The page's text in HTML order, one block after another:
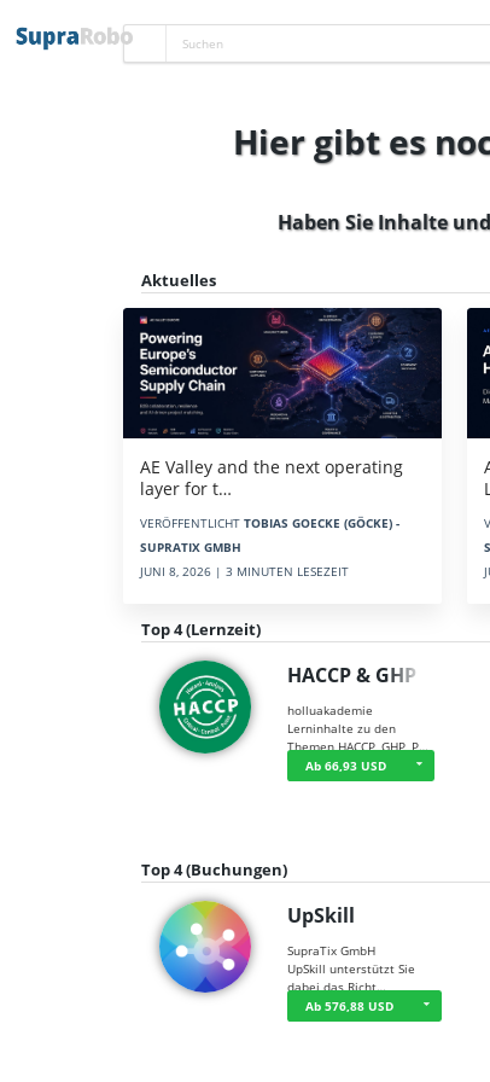
Hier gibt es
Haben Sie Inhalte
Aktuelles
AE Valley and the next operating
layer for t…
VERÖFFENTLICHT TOBIAS GOECKE (GÖCKE) -
SUPRATIX GMBH
JUNI 8, 2026 | 3 MINUTEN LESEZEIT
Top 4 (Lernzeit)
HACCP & GHP
holluakademie
Lerninhalte zu den
Themen HACCP, GHP, P…
Ab 66,93 USD
Top 4 (Buchungen)
UpSkill
SupraTix GmbH
UpSkill unterstützt Sie
dabei das Richt…
Ab 576,88 USD